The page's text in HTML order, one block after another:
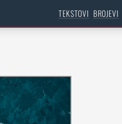
TEKSTOVI BROJEVI